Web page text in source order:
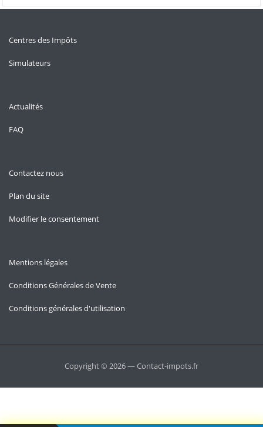
Centres des Impôts
Simulateurs
Actualités
FAQ
Contactez nous
Plan du site
Modifier le consentement
Mentions légales
Conditions Générales de Vente
Conditions générales d'utilisation
Copyright © 2026 — Contact-impots.fr